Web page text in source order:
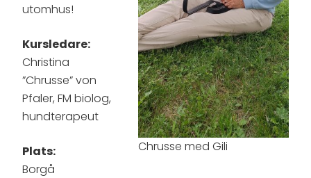
Chrusse med Gili
utomhus!
Kursledare:
Christina
”Chrusse” von
Pfaler, FM biolog,
hundterapeut
Plats:
Borgå